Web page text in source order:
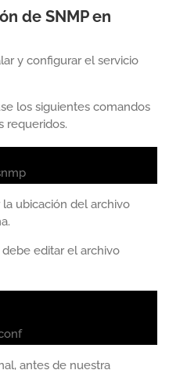
de SNMP en
y configurar el servicio
los siguientes comandos
requeridos.
ubicación del archivo
editar el archivo
antes de nuestra